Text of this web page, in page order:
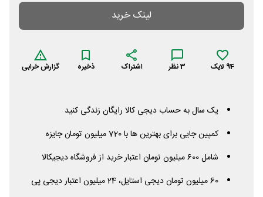
لینک خرید
94 لایک 3نظر اشتراک ذخیره گزارش خرابی
یک سال به حساب دیجی کالا رایگان زندگی کنید
کمپین جایی برای بهترین ها با 720 میلیون تومان جایزه
شامل 600 میلیون تومان اعتبار خرید از فروشگاه دیجیکالا
60 میلیون تومان دیجی استایل، 24 میلیون اعتبار دیجی پی